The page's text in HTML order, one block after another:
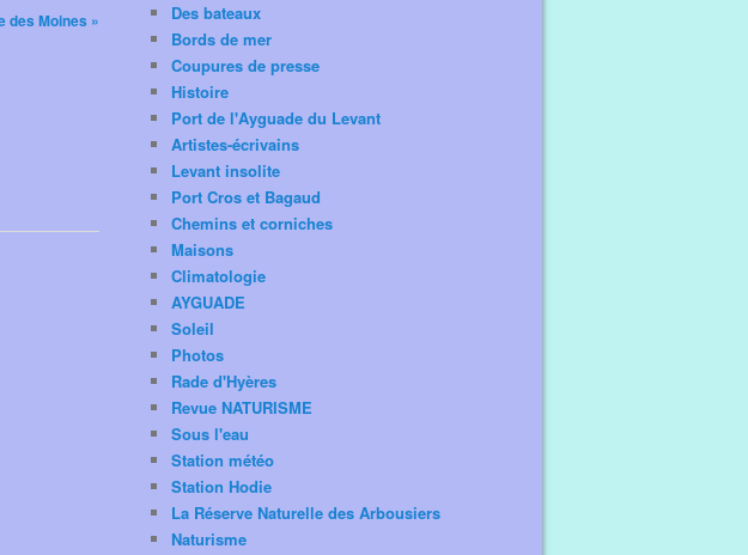
des Moines »
Des bateaux
Bords de mer
Coupures de presse
Histoire
Port de l'Ayguade du Levant
Artistes-écrivains
Levant insolite
Port Cros et Bagaud
Chemins et corniches
Maisons
Climatologie
AYGUADE
Soleil
Photos
Rade d'Hyères
Revue NATURISME
Sous l'eau
Station météo
Station Hodie
La Réserve Naturelle des Arbousiers
Naturisme